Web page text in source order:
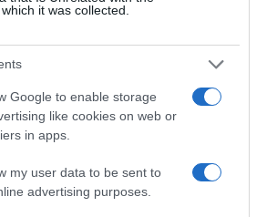
it was collected.
Google to enable storage
like cookies on web or
in apps.
my user data to be sent to
advertising purposes.